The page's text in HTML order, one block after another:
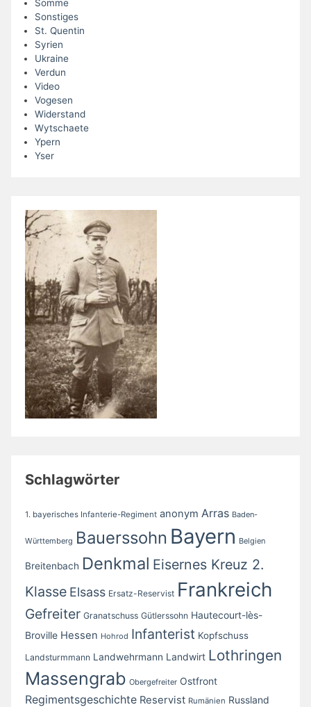
Somme
Sonstiges
St. Quentin
Syrien
Ukraine
Verdun
Video
Vogesen
Widerstand
Wytschaete
Ypern
Yser
Schlagwörter
1. bayerisches Infanterie-Regiment anonym Arras Baden-
Württemberg Bauerssohn Bayern Belgien
Breitenbach Denkmal Eisernes Kreuz 2.
Klasse Elsass Ersatz-Reservist Frankreich
Gefreiter Granatschuss Gütlerssohn Hautecourt-lès-
Broville Hessen Hohrod Infanterist Kopfschuss
Landsturmmann Landwehrmann Landwirt Lothringen
Massengrab Obergefreiter Ostfront
Regimentsgeschichte Reservist Rumänien Russland